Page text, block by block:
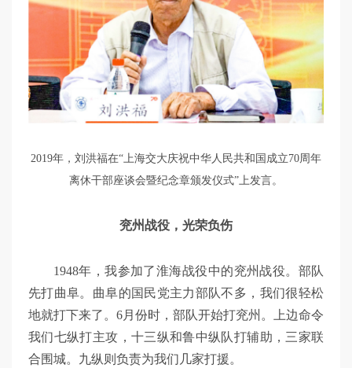
2019年，刘洪福在“上海交大庆祝中华人民共和国成立70周年
离休干部座谈会暨纪念章颁发仪式”上发言。
兖州战役，光荣负伤
1948年，我参加了淮海战役中的兖州战役。部队
先打曲阜。曲阜的国民党主力部队不多，我们很轻松
地就打下来了。6月份时，部队开始打兖州。上边命令
我们七纵打主攻，十三纵和鲁中纵队打辅助，三家联
合围城。九纵则负责为我们几家打援。